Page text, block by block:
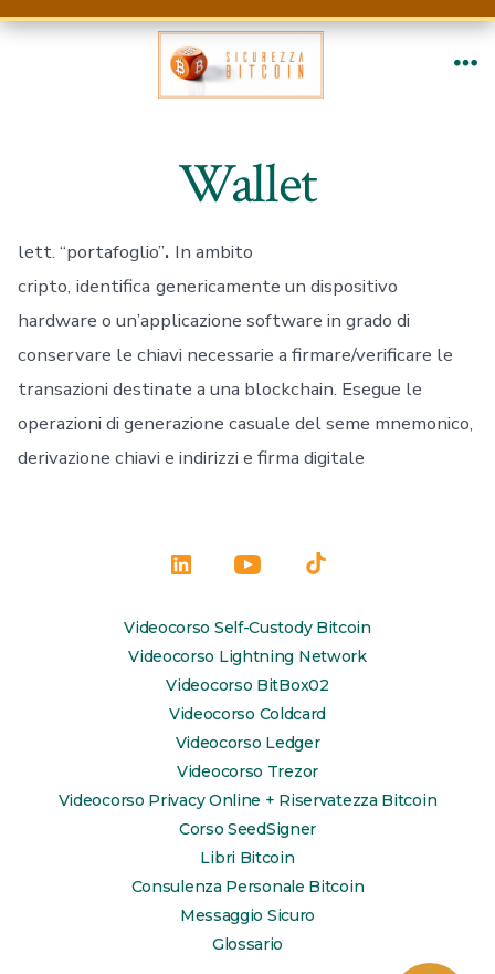
Passa
Wallet
lett. “portafoglio”. In ambito
cripto, identifica genericamente un dispositivo
hardware o un’applicazione software in grado di
conservare le chiavi necessarie a firmare/verificare le
transazioni destinate a una blockchain. Esegue le
operazioni di generazione casuale del seme mnemonico,
derivazione chiavi e indirizzi e firma digitale
Apri
LinkedIn
in
una
nuova
scheda
Apri
YouTube
in
una
nuova
scheda
Apri
TikTok
in
una
nuova
scheda
Videocorso Self-Custody Bitcoin
Videocorso Lightning Network
Videocorso BitBox02
Videocorso Coldcard
Videocorso Ledger
Videocorso Trezor
Videocorso Privacy Online + Riservatezza Bitcoin
Corso SeedSigner
Libri Bitcoin
Consulenza Personale Bitcoin
Messaggio Sicuro
Glossario